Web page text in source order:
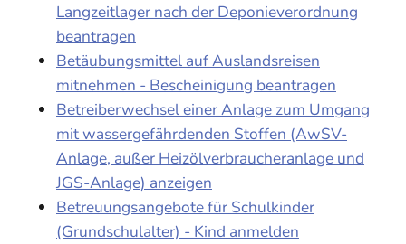
Langzeitlager nach der Deponieverordnung
beantragen
Betäubungsmittel auf Auslandsreisen
mitnehmen - Bescheinigung beantragen
Betreiberwechsel einer Anlage zum Umgang
mit wassergefährdenden Stoffen (AwSV-
Anlage, außer Heizölverbraucheranlage und
JGS-Anlage) anzeigen
Betreuungsangebote für Schulkinder
(Grundschulalter) - Kind anmelden